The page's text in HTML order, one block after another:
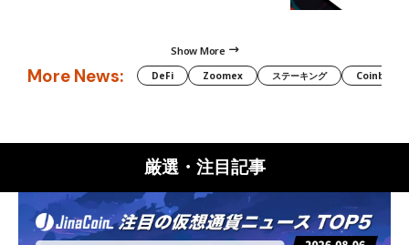
Show More
More News: DeFi Zoomex ステーキング Coinbase
厳選・注目記事